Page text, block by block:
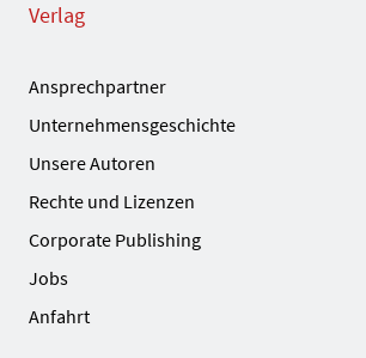
Verlag
Ansprechpartner
Unternehmensgeschichte
Unsere Autoren
Rechte und Lizenzen
Corporate Publishing
Jobs
Anfahrt